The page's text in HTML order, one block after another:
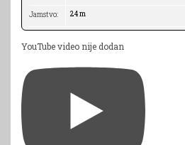
Jamstvo: 24 m
YouTube video nije dodan